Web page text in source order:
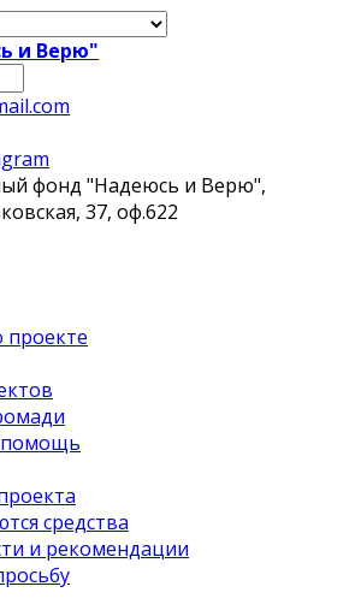
и Верю"
фонд "Надеюсь и Верю",
37, оф.622
проекте
помощь
средства
и рекомендации